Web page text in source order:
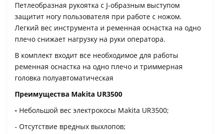
Петлеобразная рукоятка с J-образным выступом
защитит ногу пользователя при работе с ножом.
Легкий вес инструмента и ременная оснастка на одно
плечо снижает нагрузку на руки оператора.
В комплект входит все необходимое для работы
ременная оснастка на одно плечо и триммерная
головка полуавтоматическая
Преимущества Makita UR3500
- Небольшой вес электрокосы Makita UR3500;
- Отсутствие вредных выхлопов;